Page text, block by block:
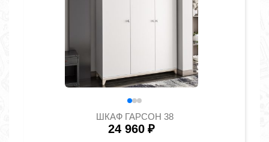
ШКАФ ГАРСОН 38
24 960 ₽